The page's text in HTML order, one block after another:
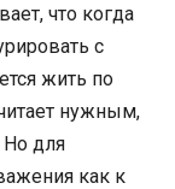
что когда
с
жить по
нужным,
Но для
как к